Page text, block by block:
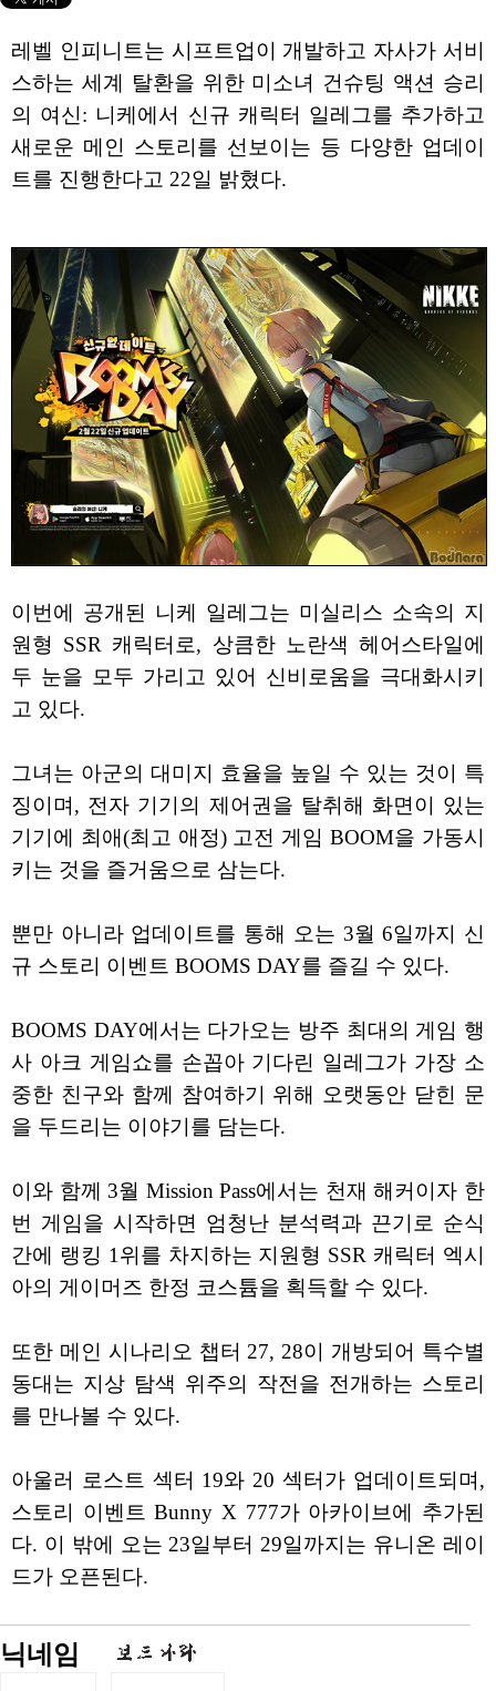
레벨 인피니트는 시프트업이 개발하고 자사가 서비
스하는 세계 탈환을 위한 미소녀 건슈팅 액션 승리
의 여신: 니케에서 신규 캐릭터 일레그를 추가하고
새로운 메인 스토리를 선보이는 등 다양한 업데이
트를 진행한다고 22일 밝혔다.
이번에 공개된 니케 일레그는 미실리스 소속의 지
원형 SSR 캐릭터로, 상큼한 노란색 헤어스타일에
두 눈을 모두 가리고 있어 신비로움을 극대화시키
고 있다.
그녀는 아군의 대미지 효율을 높일 수 있는 것이 특
징이며, 전자 기기의 제어권을 탈취해 화면이 있는
기기에 최애(최고 애정) 고전 게임 BOOM을 가동시
키는 것을 즐거움으로 삼는다.
뿐만 아니라 업데이트를 통해 오는 3월 6일까지 신
규 스토리 이벤트 BOOMS DAY를 즐길 수 있다.
BOOMS DAY에서는 다가오는 방주 최대의 게임 행
사 아크 게임쇼를 손꼽아 기다린 일레그가 가장 소
중한 친구와 함께 참여하기 위해 오랫동안 닫힌 문
을 두드리는 이야기를 담는다.
이와 함께 3월 Mission Pass에서는 천재 해커이자 한
번 게임을 시작하면 엄청난 분석력과 끈기로 순식
간에 랭킹 1위를 차지하는 지원형 SSR 캐릭터 엑시
아의 게이머즈 한정 코스튬을 획득할 수 있다.
또한 메인 시나리오 챕터 27, 28이 개방되어 특수별
동대는 지상 탐색 위주의 작전을 전개하는 스토리
를 만나볼 수 있다.
아울러 로스트 섹터 19와 20 섹터가 업데이트되며,
스토리 이벤트 Bunny X 777가 아카이브에 추가된
다. 이 밖에 오는 23일부터 29일까지는 유니온 레이
드가 오픈된다.
닉네임